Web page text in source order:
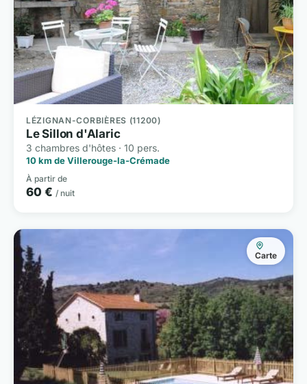
LÉZIGNAN-CORBIÈRES (11200)
Le Sillon d'Alaric
3 chambres d'hôtes · 10 pers.
10 km de Villerouge-la-Crémade
À partir de
60 € / nuit
Carte